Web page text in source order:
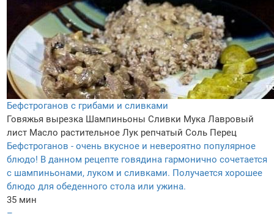
Бефстроганов с грибами и сливками
Говяжья вырезка Шампиньоны Сливки Мука Лавровый
лист Масло растительное Лук репчатый Соль Перец
Бефстроганов - очень вкусное и невероятно популярное
блюдо! В данном рецепте говядина гармонично сочетается
с шампиньонами, луком и сливками. Получается хорошее
блюдо для обеденного стола или ужина.
35 мин
–